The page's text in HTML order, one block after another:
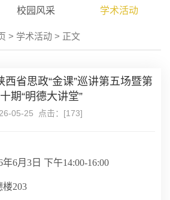
校园风采 学术活动
> 学术活动 > 正文
西省思政“金课”巡讲第五场暨第
期“明德大讲堂”
05-25 点击：[173]
6月3日 下午14:00-16:00
203